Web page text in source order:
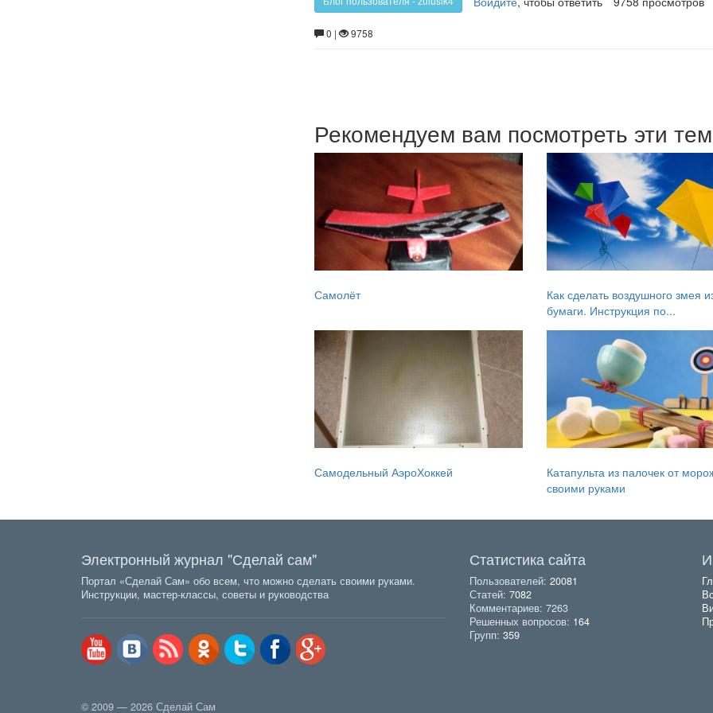
0 | 9758
Рекомендуем вам посмотреть эти
Самолёт
Как сделать воздушного змея
бумаги. Инструкция по...
Самодельный АэроХоккей
Катапульта из палочек от
своими руками
Электронный журнал "Сделай сам"
Портал «Сделай Сам» обо всем, что можно сделать своими руками.
Инструкции, мастер-классы, советы и руководства
Статистика сайта
Пользователей: 20081
Статей: 7082
Комментариев: 7263
Решенных вопросов: 164
Групп: 359
© 2009 — 2026 Сделай Сам